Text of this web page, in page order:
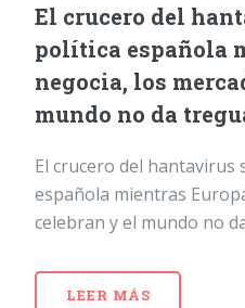
El crucero del
política española
negocia, los
mundo no da
El crucero del hantavirus
española mientras
celebran y el mundo no
LEER MÁS